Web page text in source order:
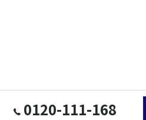
0120-111-168